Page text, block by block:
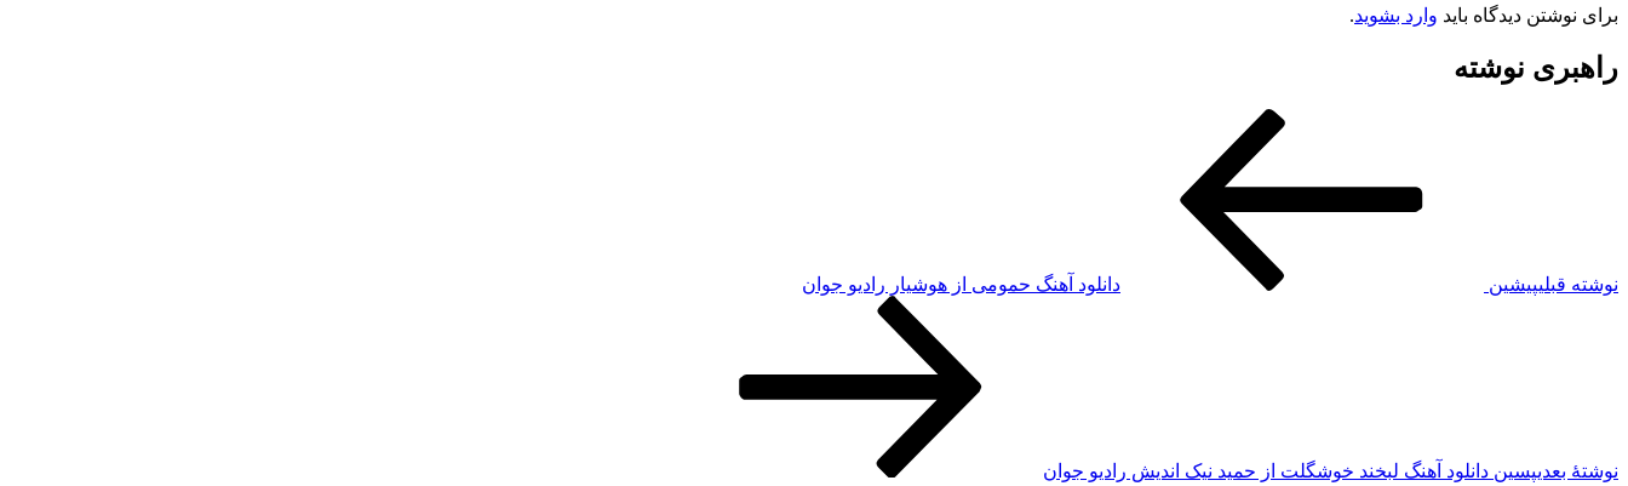
برای نوشتن دیدگاه باید وارد بشوید.
راهبری نوشته
نوشته قبلیپیشین دانلود آهنگ حمومی از هوشیار رادیو جوان
نوشته‌ٔ بعدیپسین دانلود آهنگ لبخند خوشگلت از حمید نیک اندیش رادیو جوان